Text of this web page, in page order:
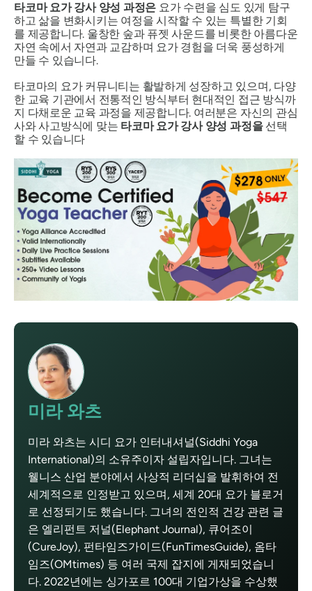
타코마 요가 강사 양성 과정은 요가 수련을 심도 있게 탐구
하고 삶을 변화시키는 여정을 시작할 수 있는 특별한 기회
를 제공합니다. 울창한 숲과 퓨젯 사운드를 비롯한 아름다운
자연 속에서 자연과 교감하며 요가 경험을 더욱 풍성하게
만들 수 있습니다.
타코마의 요가 커뮤니티는 활발하게 성장하고 있으며, 다양
한 교육 기관에서 전통적인 방식부터 현대적인 접근 방식까
지 다채로운 교육 과정을 제공합니다. 여러분은 자신의 관심
사와 사고방식에 맞는 타코마 요가 강사 양성 과정을 선택
할 수 있습니다
미라 와츠
미라 와츠는 시디 요가 인터내셔널(Siddhi Yoga
International)의 소유주이자 설립자입니다. 그녀는
웰니스 산업 분야에서 사상적 리더십을 발휘하여 전
세계적으로 인정받고 있으며, 세계 20대 요가 블로거
로 선정되기도 했습니다. 그녀의 전인적 건강 관련 글
은 엘리펀트 저널(Elephant Journal), 큐어조이
(CureJoy), 펀타임즈가이드(FunTimesGuide), 옴타
임즈(OMtimes) 등 여러 국제 잡지에 게재되었습니
다. 2022년에는 싱가포르 100대 기업가상을 수상했